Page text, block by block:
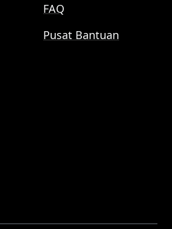
FAQ
Pusat Bantuan